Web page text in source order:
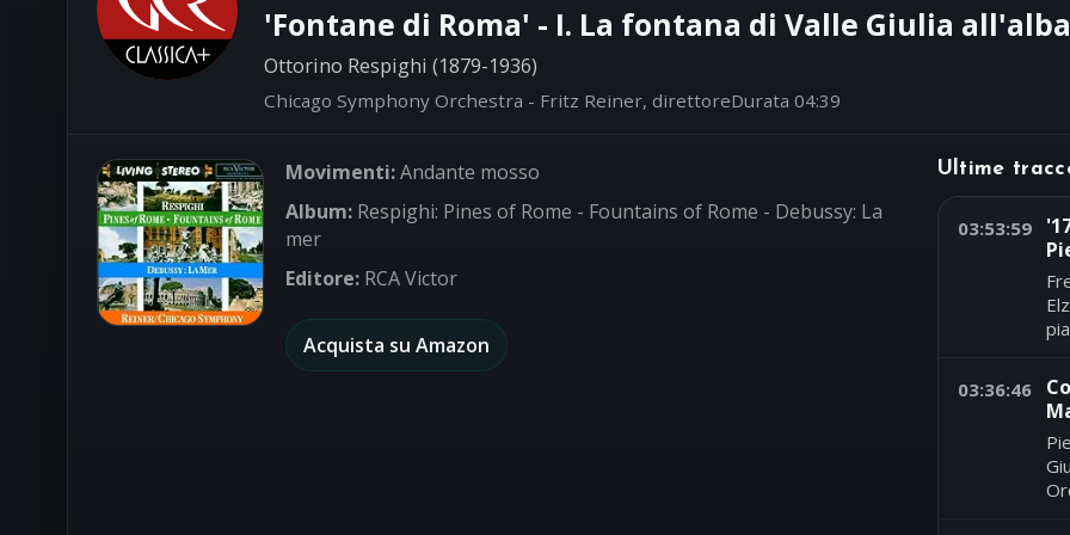
'Fontane di Roma' - I. La fontana di Valle Giulia all'alba
Ottorino Respighi (1879-1936)
Chicago Symphony Orchestra - Fritz Reiner, direttoreDurata 04:39
Movimenti:Andante mosso
Album: Respighi: Pines of Rome - Fountains of Rome - Debussy: La
mer
Editore: RCA Victor
Acquista su Amazon
Ultime
03:53:59
03:36:46